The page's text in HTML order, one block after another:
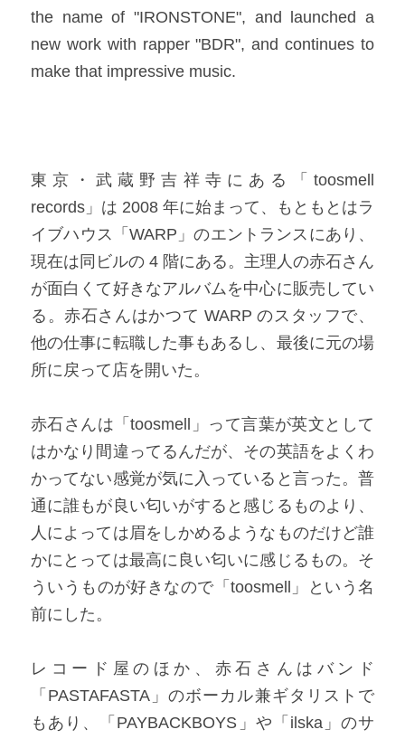
the name of "IRONSTONE", and launched a
new work with rapper "BDR", and continues to
make that impressive music.​
東京・武蔵野吉祥寺にある「toosmell
records」は 2008 年に始まって、もともとはラ
イブハウス「WARP」のエントランスにあり、
現在は同ビルの 4 階にある。主理人の赤石さん
が面白くて好きなアルバムを中心に販売してい
る。赤石さんはかつて WARP のスタッフで、
他の仕事に転職した事もあるし、最後に元の場
所に戻って店を開いた。​​
赤石さんは「toosmell」って言葉が英文として
はかなり間違ってるんだが、その英語をよくわ
かってない感覚が気に入っていると言った。普
通に誰もが良い匂いがすると感じるものより、
人によっては眉をしかめるようなものだけど誰
かにとっては最高に良い匂いに感じるもの。そ
ういうものが好きなので「toosmell」という名
前にした。​​
レコード屋のほか、赤石さんはバンド
「PASTAFASTA」のボーカル兼ギタリストで
もあり、「PAYBACKBOYS」や「ilska」のサ